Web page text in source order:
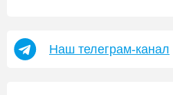
Наш телеграм-канал